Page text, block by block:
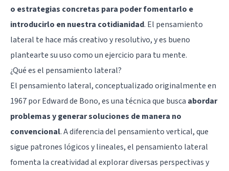
o estrategias concretas para poder fomentarlo e
introducirlo en nuestra cotidianidad. El pensamiento
lateral te hace más creativo y resolutivo, y es bueno
plantearte su uso como un ejercicio para tu mente.
¿Qué es el pensamiento lateral?
El pensamiento lateral, conceptualizado originalmente en
1967 por Edward de Bono, es una técnica que busca abordar
problemas y generar soluciones de manera no
convencional. A diferencia del pensamiento vertical, que
sigue patrones lógicos y lineales, el pensamiento lateral
fomenta la creatividad al explorar diversas perspectivas y